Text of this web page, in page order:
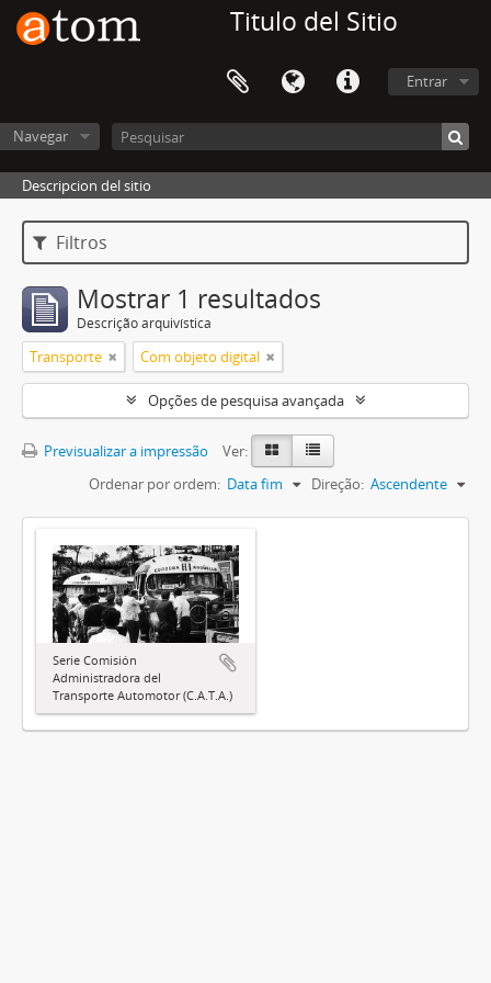
Titulo del Sitio
Entrar
Navegar
Descripcion del sitio
Filtros
Mostrar 1 resultados
Descrição arquivística
Transporte Com objeto digital
Opções de pesquisa avançada
Previsualizar a impressão
Ver:
Ordenar por ordem: Data fim Direção: Ascendente
Serie Comisión
Administradora del
Transporte Automotor (C.A.T.A.)